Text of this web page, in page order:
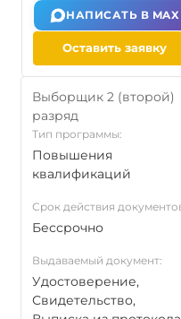
НАПИСАТЬ В MAX
Оставить заявку
Выборщик 2 (второй)
разряд
Тип программы:
Повышения
квалификаций
Срок действия
Бессрочно
Выдаваемый документ:
Удостоверение,
Свидетельство,